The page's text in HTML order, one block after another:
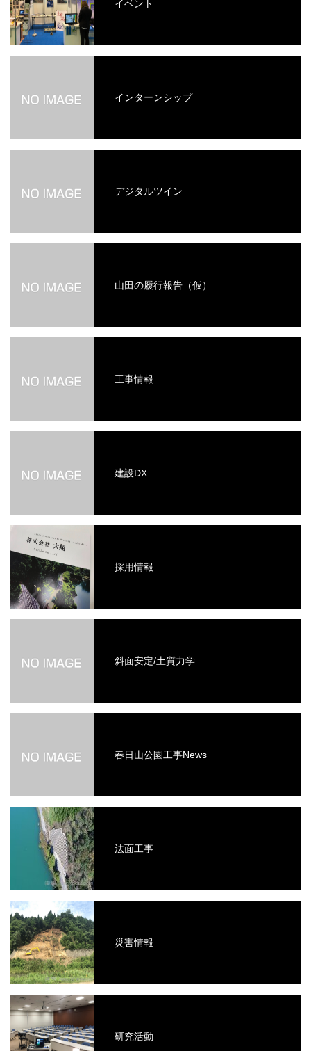
イベント
インターンシップ
デジタルツイン
山田の履行報告（仮）
工事情報
建設DX
採用情報
斜面安定/土質力学
春日山公園工事News
法面工事
災害情報
研究活動